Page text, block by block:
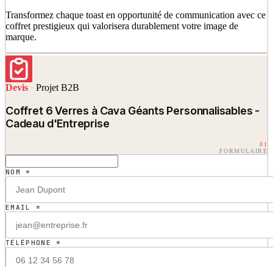
Transformez chaque toast en opportunité de communication avec ce
coffret prestigieux qui valorisera durablement votre image de
marque.
Devis · Projet B2B
Coffret 6 Verres à Cava Géants Personnalisables -
Cadeau d'Entreprise
01
FORMULAIRE
NOM *
EMAIL *
TÉLÉPHONE *